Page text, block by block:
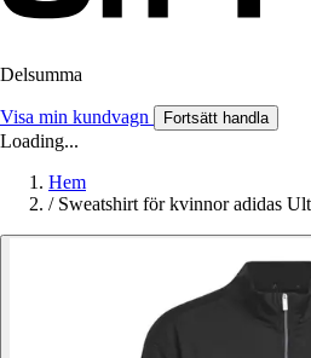
Delsumma
Visa min kundvagn Fortsätt handla
Loading...
Hem
/ Sweatshirt för kvinnor adidas